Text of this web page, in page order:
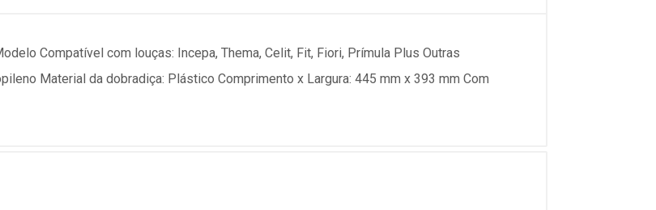
Compatível com louças: Incepa, Thema, Celit, Fit, Fiori, Prímula Plus Outras
Material da dobradiça: Plástico Comprimento x Largura: 445 mm x 393 mm Com